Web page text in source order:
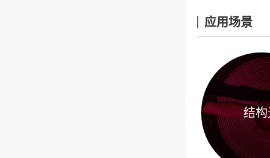
应用场景
结构